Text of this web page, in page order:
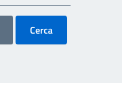
Cerca